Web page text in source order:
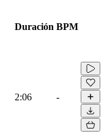
Duración BPM
2:06 -